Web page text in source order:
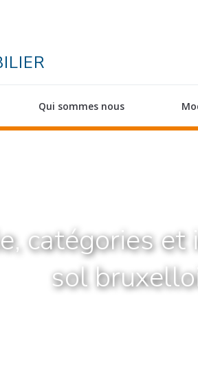
Qui sommes nous
catégories et
sol